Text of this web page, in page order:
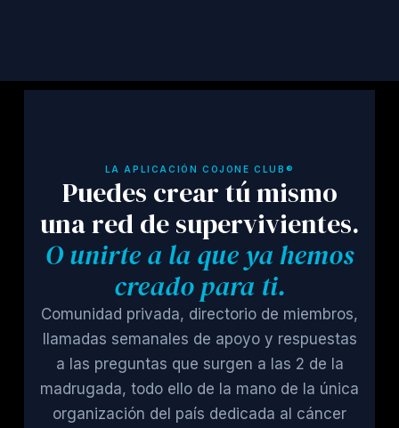
LA APLICACIÓN COJONE CLUB®
Puedes crear tú mismo
una red de supervivientes.
O unirte a la que ya hemos
creado para ti.
Comunidad privada, directorio de miembros,
llamadas semanales de apoyo y respuestas
a las preguntas que surgen a las 2 de la
madrugada, todo ello de la mano de la única
organización del país dedicada al cáncer